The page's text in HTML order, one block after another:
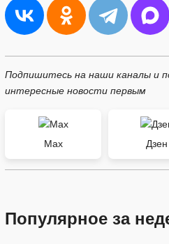
Подпишитесь на наши каналы и
интересные новости первым
Max Дзен
Популярное за